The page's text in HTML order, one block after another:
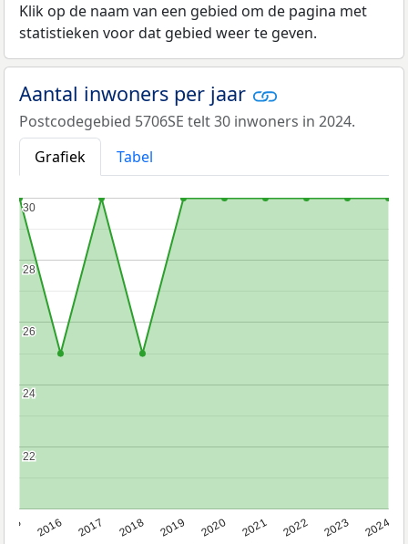
Klik op de naam van een gebied om de pagina met
statistieken voor dat gebied weer te geven.
Aantal inwoners per jaar
Postcodegebied 5706SE telt 30 inwoners in 2024.
Grafiek
Tabel
2016 2017 2018 2019 2020 2021 2022 2023 2024
22
22
24
24
26
26
28
28
30
30